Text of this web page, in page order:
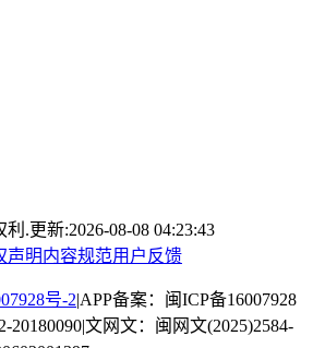
利.更新:2026-08-08 04:23:43
声明内容规范用户反馈
号-2|APP备案：闽ICP备16007928
20180090|文网文：闽网文(2025)2584-